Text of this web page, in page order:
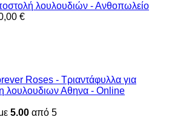
λουλουδιών - Ανθοπωλείο
€
Roses - Τριαντάφυλλα για
λουλουδιων Αθηνα - Online
5.00 από 5